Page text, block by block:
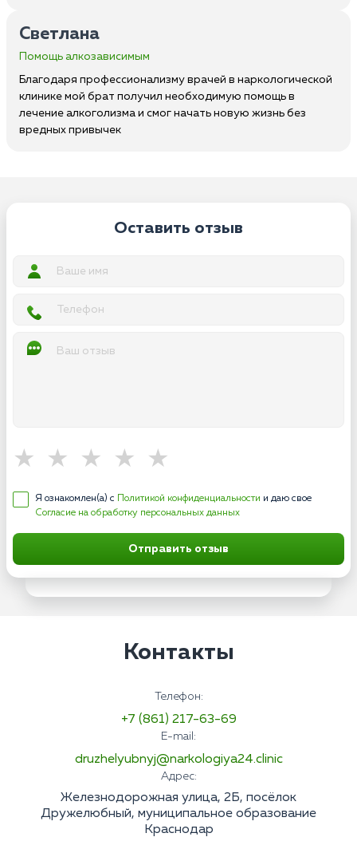
Светлана
Помощь алкозависимым
Благодаря профессионализму врачей в наркологической
клинике мой брат получил необходимую помощь в
лечение алкоголизма и смог начать новую жизнь без
вредных привычек
Оставить отзыв
Я ознакомлен(а) с Политикой конфиденциальности и даю свое
Согласие на обработку персональных данных
Отправить отзыв
Контакты
Телефон:
+7 (861) 217-63-69
E-mail:
druzhelyubnyj@narkologiya24.clinic
Адрес:
Железнодорожная улица, 2Б, посёлок
Дружелюбный, муниципальное образование
Краснодар